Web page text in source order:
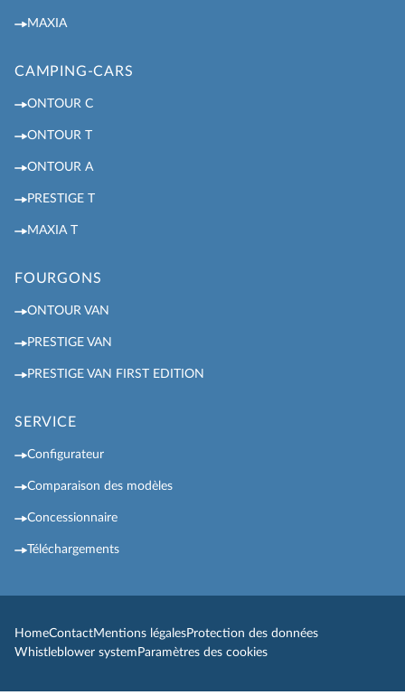
MAXIA
CAMPING-CARS
ONTOUR C
ONTOUR T
ONTOUR A
PRESTIGE T
MAXIA T
FOURGONS
ONTOUR VAN
PRESTIGE VAN
PRESTIGE VAN FIRST EDITION
SERVICE
Configurateur
Comparaison des modèles
Concessionnaire
Téléchargements
HomeContactMentions légalesProtection des données
Whistleblower system Paramètres des cookies